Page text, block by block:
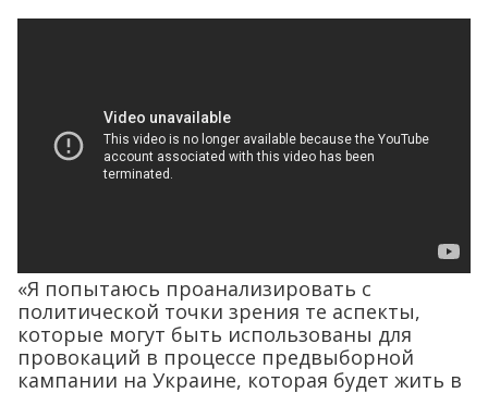
«Я попытаюсь проанализировать с
политической точки зрения те аспекты,
которые могут быть использованы для
провокаций в процессе предвыборной
кампании на Украине, которая будет жить в